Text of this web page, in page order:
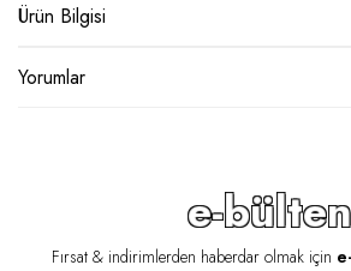
Ürün Bilgisi
Yorumlar
e-bülten
Fırsat & indirimlerden haberdar olmak için